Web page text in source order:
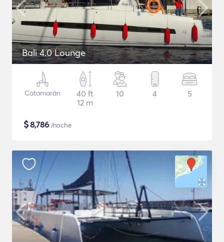
Bali 4.0 Lounge
Catamarán
40 ft
12 m
10 4 5
$8,786 /noche